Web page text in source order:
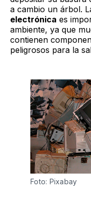
a cambio un árbol.
electrónica es
ambiente, ya que
contienen
peligrosos para la
Foto: Pixabay